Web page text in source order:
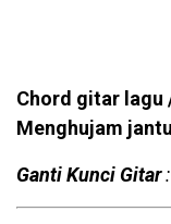
Chord gitar lagu
Menghujam
Ganti Kunci Gitar: